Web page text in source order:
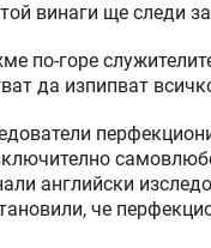
винаги ще следи
по-горе
да изпипват
английски
че